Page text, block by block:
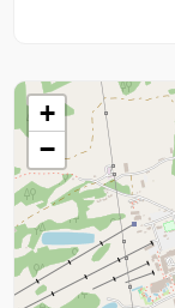
+
−